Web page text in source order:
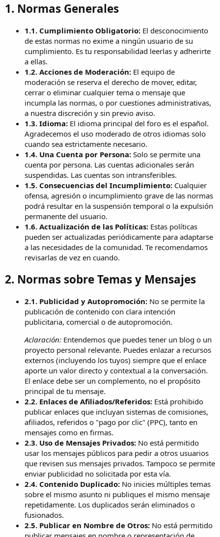
1. Normas Generales
1.1. Cumplimiento Obligatorio: El desconocimiento
de estas normas no exime a ningún usuario de su
cumplimiento. Es tu responsabilidad leerlas y adherirte
a ellas.
1.2. Acciones de Moderación: El equipo de
moderación se reserva el derecho de mover, editar,
cerrar o eliminar cualquier tema o mensaje que
incumpla las normas, o por cuestiones administrativas,
a nuestra discreción y sin previo aviso.
1.3. Idioma: El idioma principal del foro es el español.
Agradecemos el uso moderado de otros idiomas solo
cuando sea estrictamente necesario.
1.4. Una Cuenta por Persona: Solo se permite una
cuenta por persona. Las cuentas adicionales serán
suspendidas. Las cuentas son intransferibles.
1.5. Consecuencias del Incumplimiento: Cualquier
ofensa, agresión o incumplimiento grave de las normas
podrá resultar en la suspensión temporal o la expulsión
permanente del usuario.
1.6. Actualización de las Políticas: Estas políticas
pueden ser actualizadas periódicamente para adaptarse
a las necesidades de la comunidad. Te recomendamos
revisarlas de vez en cuando.
2. Normas sobre Temas y Mensajes
2.1. Publicidad y Autopromoción: No se permite la
publicación de contenido con clara intención
publicitaria, comercial o de autopromoción.
Aclaración: Entendemos que puedes tener un blog o un
proyecto personal relevante. Puedes enlazar a recursos
externos (incluyendo los tuyos) siempre que el enlace
aporte un valor directo y contextual a la conversación.
El enlace debe ser un complemento, no el propósito
principal de tu mensaje.
2.2. Enlaces de Afiliados/Referidos: Está prohibido
publicar enlaces que incluyan sistemas de comisiones,
afiliados, referidos o "pago por clic" (PPC), tanto en
mensajes como en firmas.
2.3. Uso de Mensajes Privados: No está permitido
usar los mensajes públicos para pedir a otros usuarios
que revisen sus mensajes privados. Tampoco se permite
enviar publicidad no solicitada por esta vía.
2.4. Contenido Duplicado: No inicies múltiples temas
sobre el mismo asunto ni publiques el mismo mensaje
repetidamente. Los duplicados serán eliminados o
fusionados.
2.5. Publicar en Nombre de Otros: No está permitido